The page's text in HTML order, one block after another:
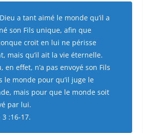
a tant aimé le monde qu’il a
son Fils unique, afin que
croit en lui ne périsse
mais qu’il ait la vie éternelle.
en effet, n’a pas envoyé son Fils
le monde pour qu’il juge le
mais pour que le monde soit
par lui.
3 :16-17.